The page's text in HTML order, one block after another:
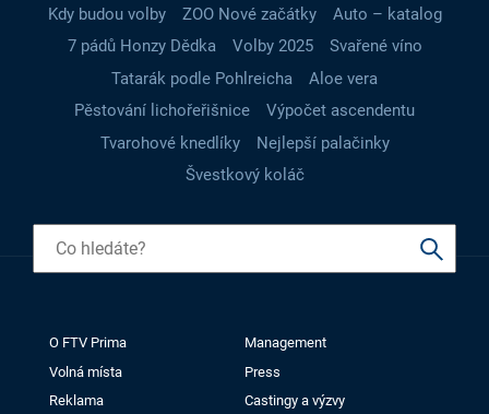
Kdy budou volby
ZOO Nové začátky
Auto – katalog
7 pádů Honzy Dědka
Volby 2025
Svařené víno
Tatarák podle Pohlreicha
Aloe vera
Pěstování lichořeřišnice
Výpočet ascendentu
Tvarohové knedlíky
Nejlepší palačinky
Švestkový koláč
O FTV Prima
Management
Volná místa
Press
Reklama
Castingy a výzvy